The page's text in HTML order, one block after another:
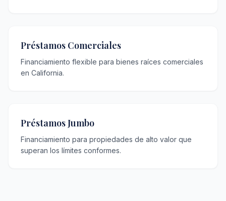
Préstamos Comerciales
Financiamiento flexible para bienes raíces comerciales
en California.
Préstamos Jumbo
Financiamiento para propiedades de alto valor que
superan los límites conformes.